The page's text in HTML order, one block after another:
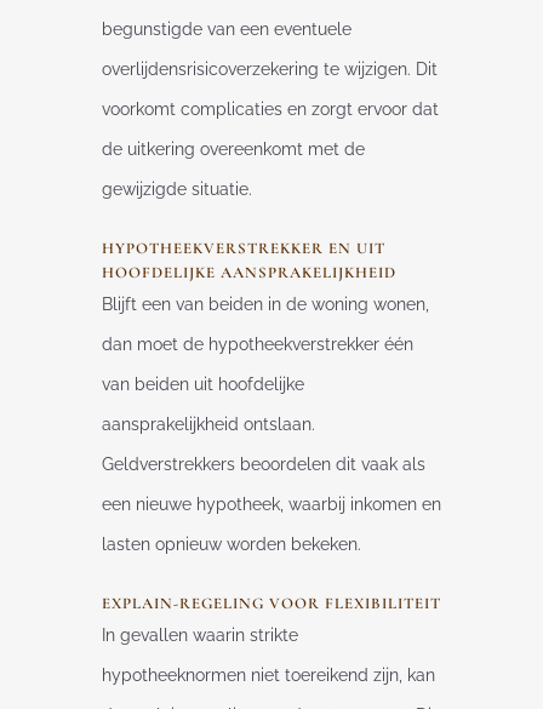
begunstigde van een eventuele
overlijdensrisicoverzekering te wijzigen. Dit
voorkomt complicaties en zorgt ervoor dat
de uitkering overeenkomt met de
gewijzigde situatie.
HYPOTHEEKVERSTREKKER EN UIT
HOOFDELIJKE AANSPRAKELIJKHEID
Blijft een van beiden in de woning wonen,
dan moet de hypotheekverstrekker één
van beiden uit hoofdelijke
aansprakelijkheid ontslaan.
Geldverstrekkers beoordelen dit vaak als
een nieuwe hypotheek, waarbij inkomen en
lasten opnieuw worden bekeken.
EXPLAIN-REGELING VOOR FLEXIBILITEIT
In gevallen waarin strikte
hypotheeknormen niet toereikend zijn, kan